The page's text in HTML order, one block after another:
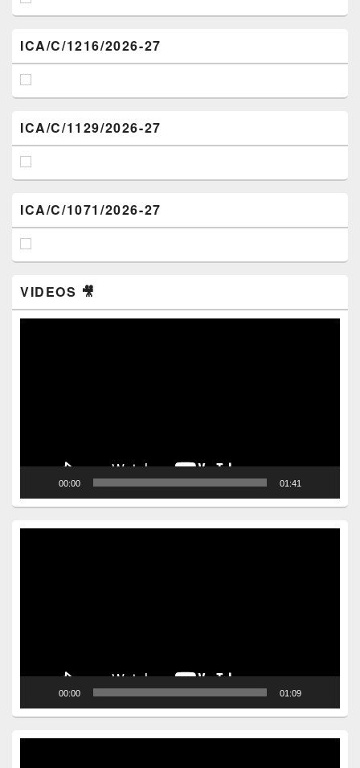
ICA/C/1216/2026-27
ICA/C/1129/2026-27
ICA/C/1071/2026-27
VIDEOS 🎥
00:00 01:41
00:00 01:09